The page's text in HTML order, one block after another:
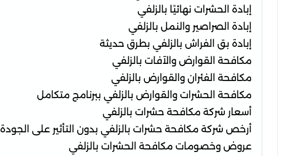
إبادة الحشرات نهائيًا بالزلفي
إبادة الصراصير والنمل بالزلفي
إبادة بق الفراش بالزلفي بطرق حديثة
مكافحة القوارض والآفات بالزلفي
مكافحة الفئران والقوارض بالزلفي
مكافحة الحشرات والقوارض بالزلفي ببرنامج متكامل
أسعار شركة مكافحة حشرات بالزلفي
أرخص شركة مكافحة حشرات بالزلفي بدون التأثير على الجودة
عروض وخصومات مكافحة الحشرات بالزلفي